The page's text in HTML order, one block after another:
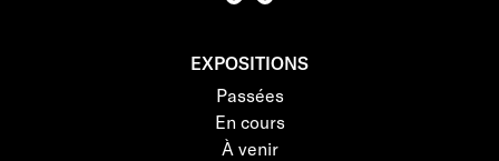
EXPOSITIONS
Passées
En cours
À venir